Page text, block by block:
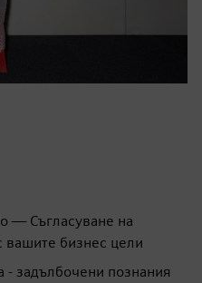
— Съгласуване на
вашите бизнес цели
- задълбочени познания